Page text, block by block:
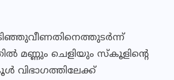
മണ്ണും ചെളിയും സ്‌കൂളിന്റെ